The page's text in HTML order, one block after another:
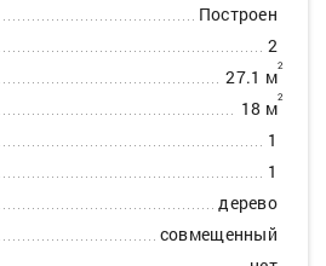
Построен
2
27.1 м2
18 м2
1
1
дерево
совмещенный